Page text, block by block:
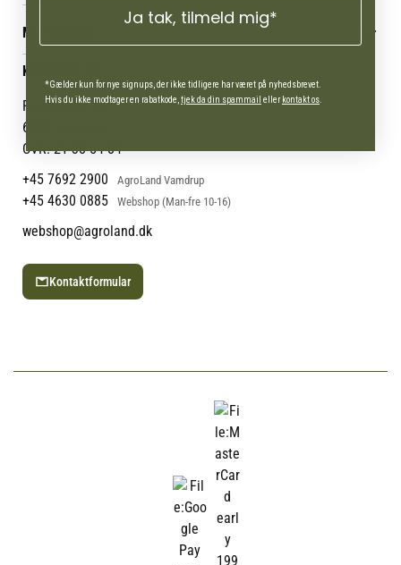
Levering & afhentning
Følg din bestilling
Persondatapolitik
Cookies
Returportal
Job
Mærker
Om os
Om Vestjyllands Andel
Blog
Ofte stillede spørgsmål
MIN KONTO
Administrer min konto
Min Konto
KONTAKT OS
Pantonevej 10
6580 Vamdrup
CVR: 21 38 54 84
+45 7692 2900
AgroLand Vamdrup
+45 4630 0885 Webshop (Man-fre 10-16)
webshop@agroland.dk
Kontaktformular
Ja tak, tilmeld mig*
*Gælder kun for nye signups, der ikke tidligere har været på nyhedsbrevet.
Hvis du ikke modtager en rabatkode, tjek da din spammail ellerkontakt os